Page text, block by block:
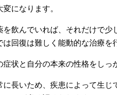
になります。
飲んでいれば、それだけで少
は回復は難しく能動的な治療を
状と自分の本来の性格をしっ
長いため、疾患によって生じ